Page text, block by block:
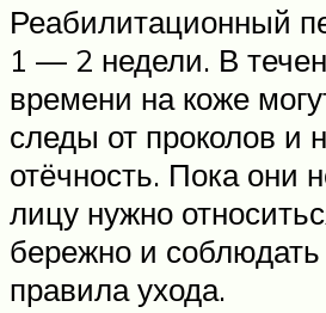
Реабилитационный
1 — 2 недели. В
времени на коже
следы от проколов и
отёчность. Пока они
лицу нужно
бережно и
правила ухода.